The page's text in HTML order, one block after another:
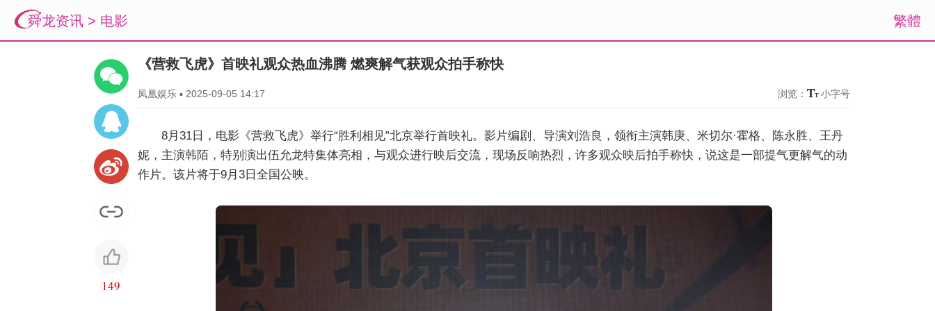
繁體
舜龙资讯 > 电影
149
《营救飞虎》首映礼观众热血沸腾 燃爽解气获观众拍手称快
凤凰娱乐▪ 2025-09-05 14:17 浏览： 小字号
8月31日，电影《营救飞虎》举行“胜利相见”北京举行首映礼。影片编剧、导演刘浩良，领衔主演韩庚、米切尔·霍格、陈永胜、王丹
妮，主演韩陌，特别演出伍允龙特集体亮相，与观众进行映后交流，现场反响热烈，许多观众映后拍手称快，说这是一部提气更解气的动
作片。该片将于9月3日全国公映。